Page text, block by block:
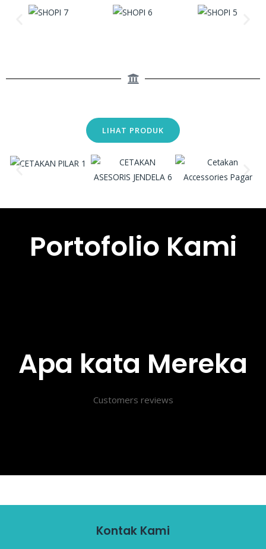
LIHAT PRODUK
Portofolio Kami
Apa kata Mereka
Customers reviews
Kontak Kami